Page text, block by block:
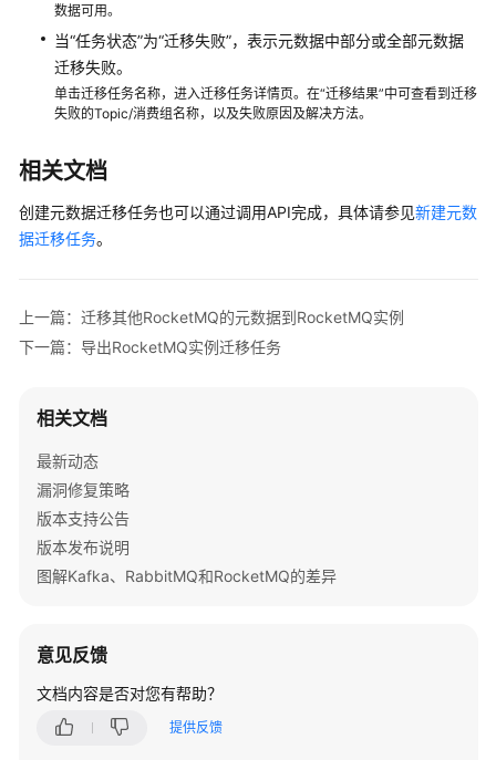
变
更
实
例
格
迁
移
据
RocketMQ
数
据
迁
移
述
迁
他
的
元
数据可用。
当“任务状态”为“迁移失败”，表示元数据中部分或全部元数据
迁移失败。
单击迁移任务名称，进入迁移任务详情页。在“迁移结果”中可查看到迁移
失败的Topic/消费组名称，以及失败原因及解决方法。
相关文档
创建元数据迁移任务也可以通过调用API完成，具体请参见新建元数
据迁移任务。
上一篇：迁移其他RocketMQ的元数据到RocketMQ实例
下一篇：导出RocketMQ实例迁移任务
相关文档
最新动态
漏洞修复策略
版本支持公告
版本发布说明
图解Kafka、RabbitMQ和RocketMQ的差异
意见反馈
文档内容是否对您有帮助？
提供反馈